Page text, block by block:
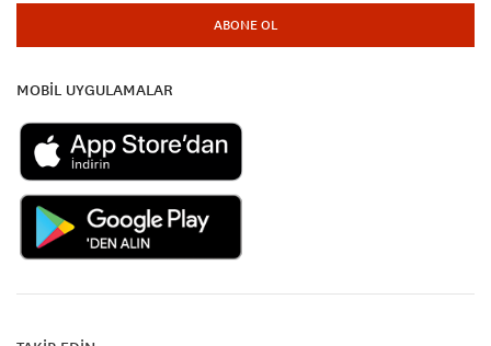
ABONE OL
MOBİL UYGULAMALAR